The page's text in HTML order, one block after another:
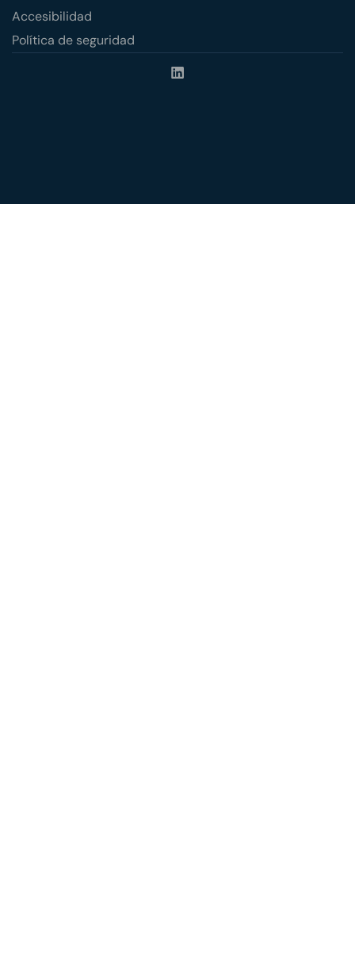
Accesibilidad
Política de seguridad